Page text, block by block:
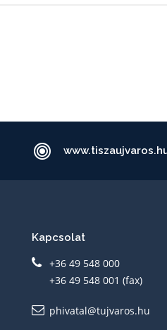
Kapcsolat
+36 49 548 000
+36 49 548 001 (fax)
phivatal@tujvaros.hu